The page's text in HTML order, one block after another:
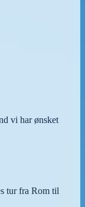
vi har ønsket
tur fra Rom til